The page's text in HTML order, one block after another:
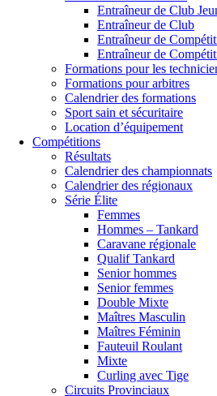
Entraîneur de Club
Entraîneur de Club
Entraîneur de
Entraîneur de
Formations pour les
Formations pour arbitres
Calendrier des formations
Sport sain et sécuritaire
Location d’équipement
Compétitions
Résultats
Calendrier des championnats
Calendrier des régionaux
Série Élite
Femmes
Hommes – Tankard
Caravane régionale
Qualif Tankard
Senior hommes
Senior femmes
Double Mixte
Maîtres Masculin
Maîtres Féminin
Fauteuil Roulant
Mixte
Curling avec Tige
Circuits Provinciaux